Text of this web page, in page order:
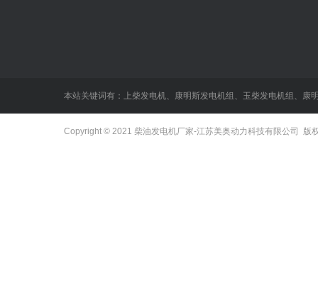
本站关键词有： 上柴发电机、 康明斯发电机组 、 玉柴发电机组 、 康
Copyright © 2021 柴油发电机厂家-江苏美奥动力科技有限公司 版